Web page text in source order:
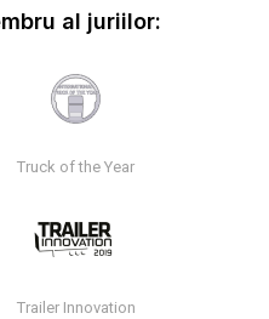
al juriilor:
Truck of the Year
Trailer Innovation